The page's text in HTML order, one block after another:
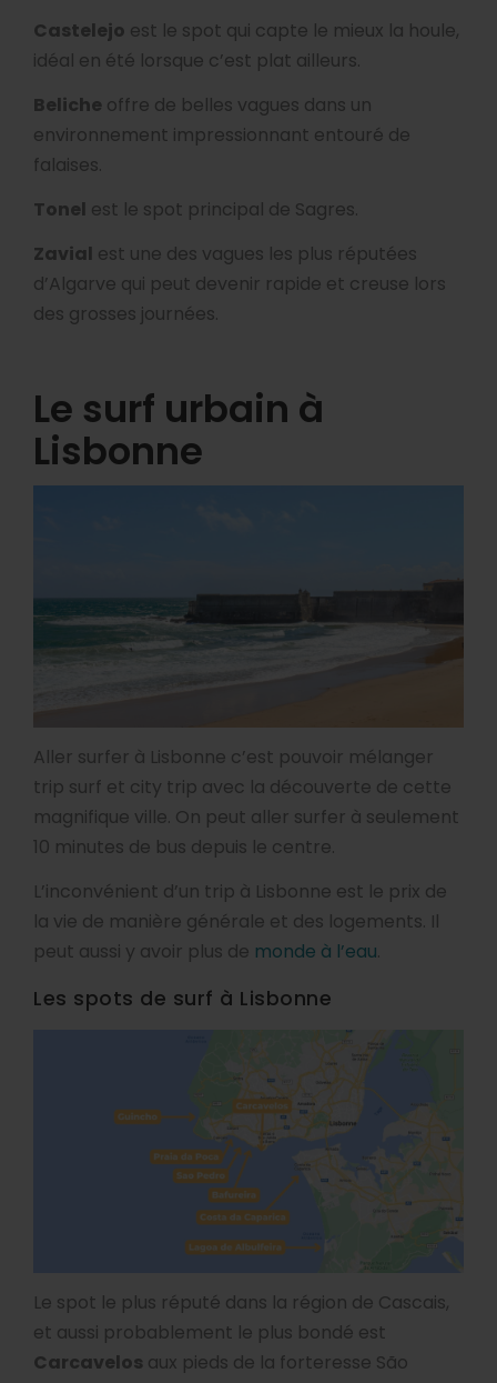
Castelejo est le spot qui capte le mieux la houle,
idéal en été lorsque c’est plat ailleurs.
Beliche offre de belles vagues dans un
environnement impressionnant entouré de
falaises.
Tonel est le spot principal de Sagres.
Zavial est une des vagues les plus réputées
d’Algarve qui peut devenir rapide et creuse lors
des grosses journées.
Le surf urbain à
Lisbonne
Aller surfer à Lisbonne c’est pouvoir mélanger
trip surf et city trip avec la découverte de cette
magnifique ville. On peut aller surfer à seulement
10 minutes de bus depuis le centre.
L’inconvénient d’un trip à Lisbonne est le prix de
la vie de manière générale et des logements. Il
peut aussi y avoir plus de monde à l’eau.
Les spots de surf à Lisbonne
Le spot le plus réputé dans la région de Cascais,
et aussi probablement le plus bondé est
Carcavelos aux pieds de la forteresse São